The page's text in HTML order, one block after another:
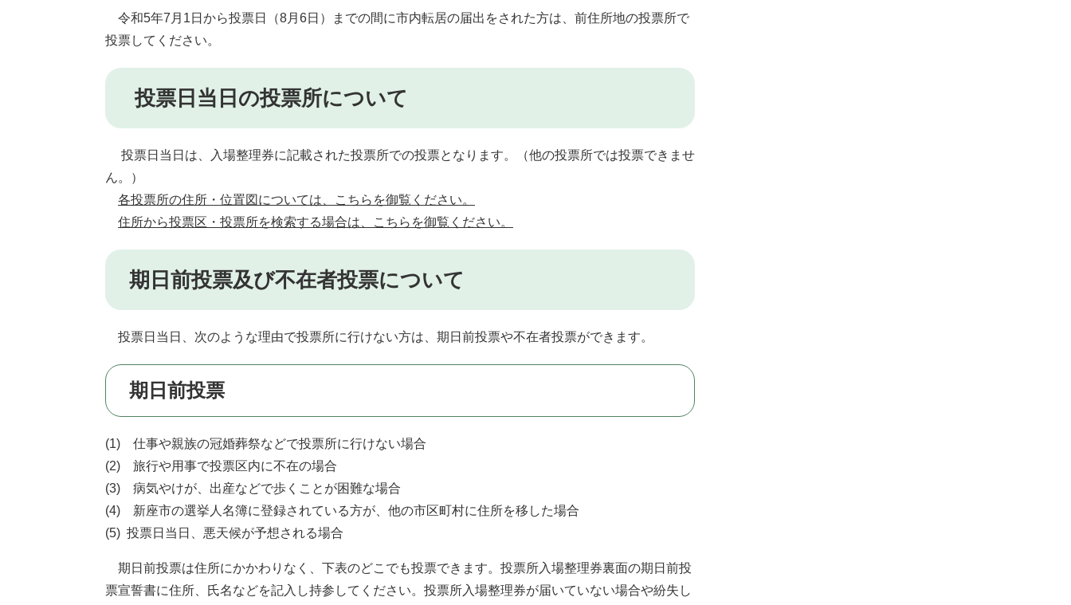
令和5年7月1日から投票日（8月6日）までの間に市内転居の届出をされた方は、前住所地の投票所で
投票してください。
投票日当日の投票所について
投票日当日は、入場整理券に記載された投票所での投票となります。（他の投票所では投票できませ
ん。）
各投票所の住所・位置図については、こちらを御覧ください。
住所から投票区・投票所を検索する場合は、こちらを御覧ください。
期日前投票及び不在者投票について
投票日当日、次のような理由で投票所に行けない方は、期日前投票や不在者投票ができます。
期日前投票
(1) 仕事や親族の冠婚葬祭などで投票所に行けない場合
(2) 旅行や用事で投票区内に不在の場合
(3) 病気やけが、出産などで歩くことが困難な場合
(4) 新座市の選挙人名簿に登録されている方が、他の市区町村に住所を移した場合
(5) 投票日当日、悪天候が予想される場合
期日前投票は住所にかかわりなく、下表のどこでも投票できます。投票所入場整理券裏面の期日前投
票宣誓書に住所、氏名などを記入し持参してください。投票所入場整理券が届いていない場合や紛失し